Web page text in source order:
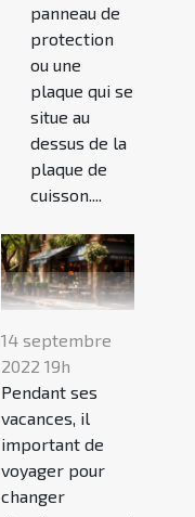
panneau de
protection
ou une
plaque qui se
situe au
dessus de la
plaque de
cuisson....
14 septembre
2022 19h
Pendant ses
vacances, il
important de
voyager pour
changer